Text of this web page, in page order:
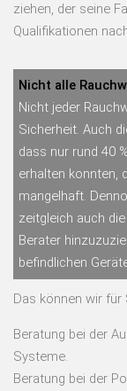
ziehen, der seine
Qualifikationen
Nicht alle
Nicht jeder
Sicherheit. Auch
dass nur rund 40
erhalten konnten,
mangelhaft.
zeitgleich auch
Berater
befindlichen
Das können wir für
Beratung bei der
Systeme.
Beratung bei der